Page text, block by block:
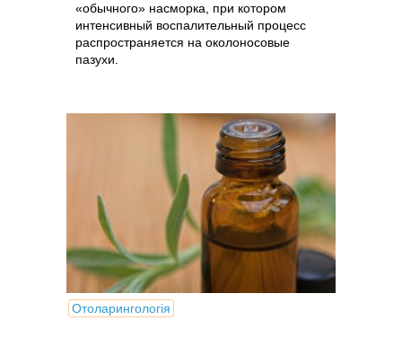
«обычного» насморка, при котором
интенсивный воспалительный процесс
распространяется на околоносовые
пазухи.
Отоларингологія